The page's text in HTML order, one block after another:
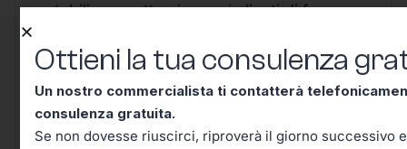
contabili permette ai propri clienti di far
risparmiare tempo e denaro garantendo
un’elevatissima qualità del servizio offerto.
I servizi offerti sono da Fidocommercialista
Ottieni la tua consulenza
Un nostro commercialista ti contatterà
consulenza gratuita.
Se non dovesse riuscirci, riproverà il giorno successivo